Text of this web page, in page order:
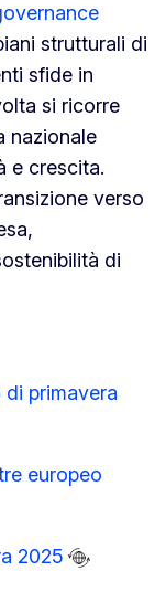
strutturali di
sfide in
si ricorre
nazionale
e crescita.
verso
di
primavera
europeo
2025